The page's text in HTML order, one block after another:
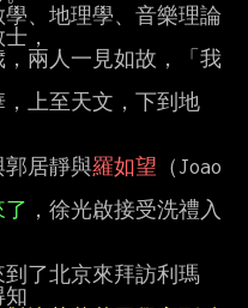
、地理學、音樂理論
，
兩人一見如故，「我
上至天文，下到地
居靜與羅如望 （Joao
了 ，徐光啟接受洗禮入
了北京來拜訪利瑪
知